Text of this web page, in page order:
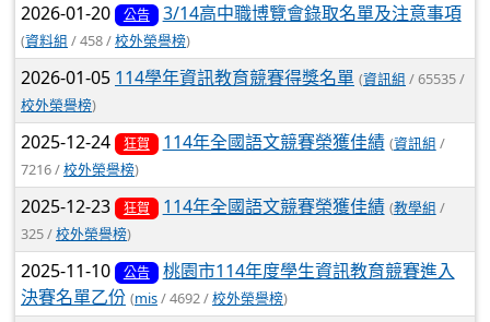
2026-01-20 公告 3/14高中職博覽會錄取名單及注意事項
(資料組 / 458 /校外榮譽榜)
2026-01-05 114學年資訊教育競賽得獎名單 (資訊組 / 65535 /
校外榮譽榜)
2025-12-24 狂賀 114年全國語文競賽榮獲佳績 (資訊組 /
7216 /校外榮譽榜)
2025-12-23 狂賀 114年全國語文競賽榮獲佳績 (教學組 /
325 /校外榮譽榜)
2025-11-10 公告
桃園市114年度學生資訊教育競賽進入
決賽名單乙份 (mis/ 4692 /校外榮譽榜)